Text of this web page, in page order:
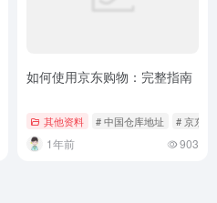
# 爆款公式
如何使用京东购物：完整指南
其他资料 # 中国仓库地址 # 京东
1年前 903